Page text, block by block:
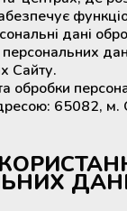
дані
персональних
Сайту.
обробки
65082, м.